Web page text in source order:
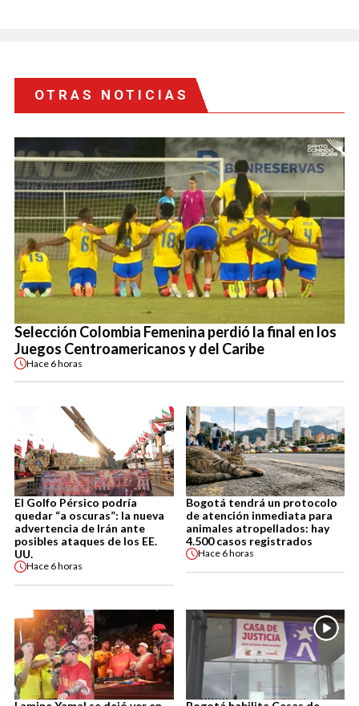
OTRAS NOTICIAS
Selección Colombia Femenina perdió la final en los
Juegos Centroamericanos y del Caribe
Hace 6 horas
El Golfo Pérsico podría
quedar “a oscuras”: la nueva
advertencia de Irán ante
posibles ataques de los EE.
UU.
Hace 6 horas
Bogotá tendrá un protocolo
de atención inmediata para
animales atropellados: hay
4.500 casos registrados
Hace 6 horas